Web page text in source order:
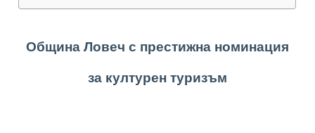
Община Ловеч с престижна номинация
за културен туризъм